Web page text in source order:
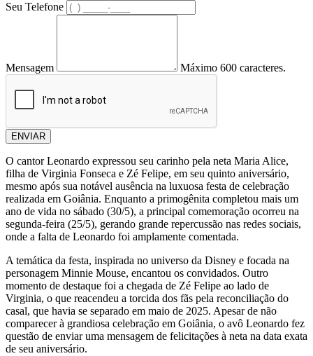
Seu Telefone
Mensagem Máximo 600 caracteres.
ENVIAR
O cantor Leonardo expressou seu carinho pela neta Maria Alice,
filha de Virginia Fonseca e Zé Felipe, em seu quinto aniversário,
mesmo após sua notável ausência na luxuosa festa de celebração
realizada em Goiânia. Enquanto a primogênita completou mais um
ano de vida no sábado (30/5), a principal comemoração ocorreu na
segunda-feira (25/5), gerando grande repercussão nas redes sociais,
onde a falta de Leonardo foi amplamente comentada.
A temática da festa, inspirada no universo da Disney e focada na
personagem Minnie Mouse, encantou os convidados. Outro
momento de destaque foi a chegada de Zé Felipe ao lado de
Virginia, o que reacendeu a torcida dos fãs pela reconciliação do
casal, que havia se separado em maio de 2025. Apesar de não
comparecer à grandiosa celebração em Goiânia, o avô Leonardo fez
questão de enviar uma mensagem de felicitações à neta na data exata
de seu aniversário.